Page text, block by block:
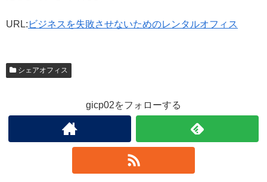
URL: ビジネスを失敗させないためのレンタルオフィス
シェアオフィス
gicp02をフォローする